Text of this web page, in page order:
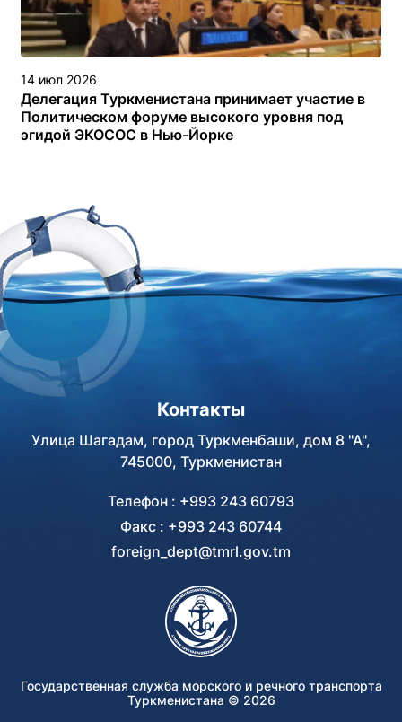
14 июл 2026
Делегация Туркменистана принимает участие в
Политическом форуме высокого уровня под
эгидой ЭКОСОС в Нью-Йорке
Контакты
Улица Шагадам, город Туркменбаши, дом 8 "А",
745000, Туркменистан
Телефон : +993 243 60793
Факс : +993 243 60744
foreign_dept@tmrl.gov.tm
Государственная служба морского и речного транспорта
Туркменистана © 2026